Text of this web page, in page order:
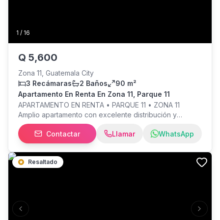
1 / 16
Q 5,600
Zona 11, Guatemala City
3 Recámaras
2 Baños
90 m²
Apartamento En Renta En Zona 11, Parque 11
APARTAMENTO EN RENTA • PARQUE 11 • ZONA 11
Amplio apartamento con excelente distribución y
amenidades ideales para disfrutar de una vida cómoda.
90 m² de construcción Distribución • 2 parqueos
tándem en sótano 3 • Sala y comedor • Cocina • Área
de lavandería • 3 habitaciones • 2 baños Amenidades
Piscina • Gimnasio • Juegos para niños • Salón social
Contactar Llamar WhatsApp
Previous slide Next
Resaltado